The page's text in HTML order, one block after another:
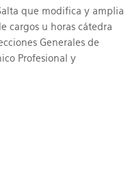
que modifica y amplia
cargos u horas cátedra
Generales de
Profesional y